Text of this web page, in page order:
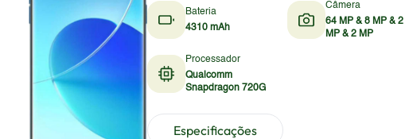
Bateria
4310 mAh
Câmera
64 MP & 8 MP & 2
MP & 2 MP
Processador
Qualcomm
Snapdragon 720G
Especificações